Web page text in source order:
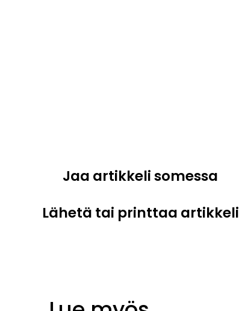
Jaa artikkeli somessa
Lähetä tai printtaa artikkeli